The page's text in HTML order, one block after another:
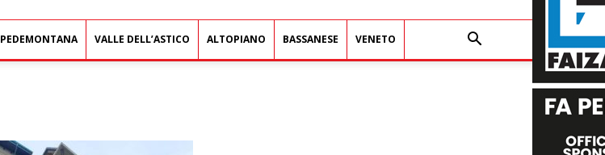
PEDEMONTANA VALLE DELL’ASTICO ALTOPIANO BASSANESE VENETO